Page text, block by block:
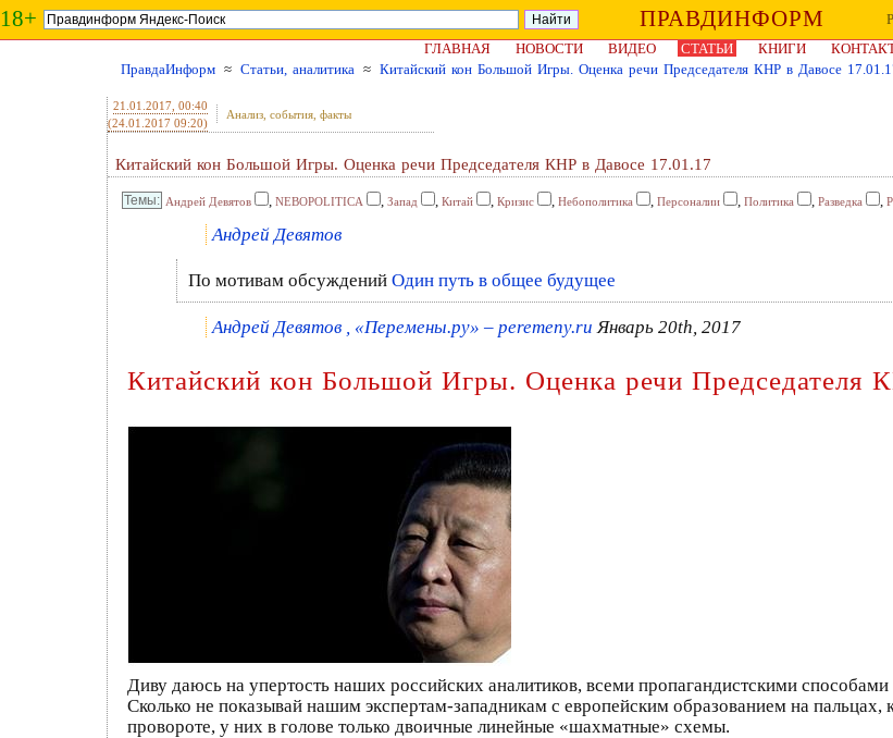
18+ ПРАВДИНФОРМ
ГЛАВНАЯ НОВОСТИ ВИДЕО СТАТЬИ КНИГИ
ПравдаИнформ ≈ Статьи, аналитика ≈ Китайский кон Большой Игры. Оценка речи Председателя КНР в Давосе
21.01.2017 , 00:40
(24.01.2017 09:20)
Анализ, события, факты
Китайский кон Большой Игры. Оценка речи Председателя КНР в Давосе 17.01.17
Андрей Девятов , NEBOPOLITICA , Запад , Китай , Кризис , Небополитика , Персоналии , Политика , Разведка ,
Андрей Девятов
По мотивам обсуждений Один путь в общее будущее
Андрей Девятов , «Перемены.ру» – peremeny.ru Январь 20th, 2017
Китайский кон Большой Игры. Оценка речи Председателя
Диву даюсь на упертость наших российских аналитиков, всеми пропагандистскими
Сколько не показывай нашим экспертам-западникам с европейским образованием на пальцах,
провороте, у них в голове только двоичные линейные «шахматные» схемы.